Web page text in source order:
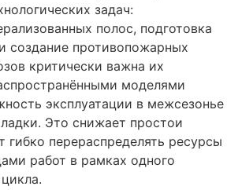
задач:
полос, подготовка
создание противопожарных
критически важна их
моделями
эксплуатации в межсезонье
Это снижает простои
гибко перераспределять ресурсы
работ в рамках одного